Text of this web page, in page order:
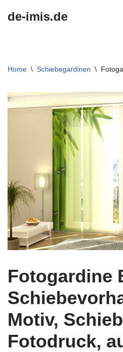
de-imis.de
Home \ Schiebegardinen \
Fotogardine
Motiv,
Fotodruck,